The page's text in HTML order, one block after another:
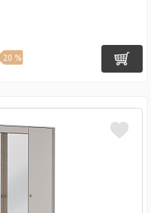
20 %